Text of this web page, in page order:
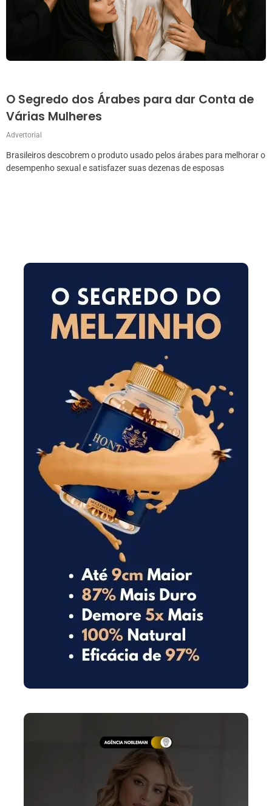
O Segredo dos Árabes para dar Conta de
Várias Mulheres
Advertorial
Brasileiros descobrem o produto usado pelos árabes para melhorar o
desempenho sexual e satisfazer suas dezenas de esposas